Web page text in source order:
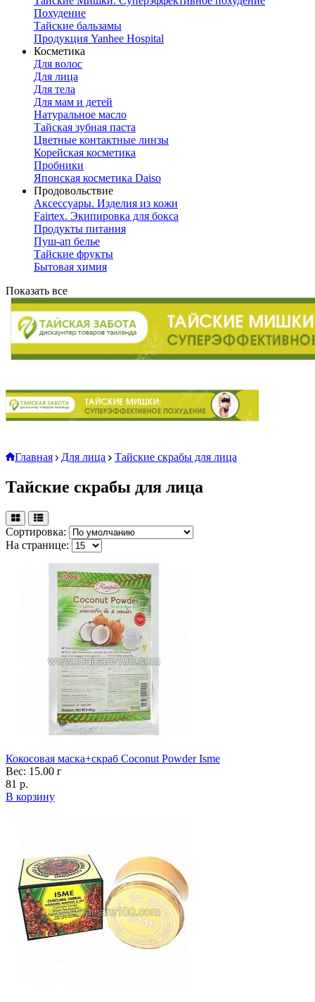
Похудение
Тайские бальзамы
Продукция Yanhee Hospital
Косметика
Для волос
Для лица
Для тела
Для мам и детей
Натуральное масло
Тайская зубная паста
Цветные контактные линзы
Корейская косметика
Пробники
Японская косметика Daiso
Продовольствие
Аксессуары. Изделия из кожи
Fairtex. Экипировка для бокса
Продукты питания
Пуш-ап белье
Тайские фрукты
Бытовая химия
Показать все
Главная Для лица Тайские скрабы для лица
Тайские скрабы для лица
Сортировка:
На странице:
Кокосовая маска+скраб Coconut Powder Isme
Вес: 15.00 г
81 р.
В корзину